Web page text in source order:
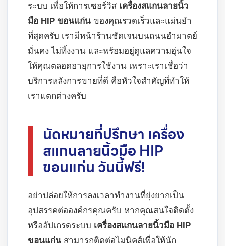
ระบบ เพื่อให้การเซอร์วิส เครื่องสแกนลายนิ้ว
มือ HIP ขอนแก่น ของคุณรวดเร็วและแม่นยำ
ที่สุดครับ เรามีหน้าร้านชัดเจนบนถนนอำมาตย์
มั่นคง ไม่ทิ้งงาน และพร้อมอยู่ดูแลความอุ่นใจ
ให้คุณตลอดอายุการใช้งาน เพราะเราเชื่อว่า
บริการหลังการขายที่ดี คือหัวใจสำคัญที่ทำให้
เราแตกต่างครับ
นัดหมายที่ปรึกษา เครื่อง
สแกนลายนิ้วมือ HIP
ขอนแก่น วันนี้ฟรี!
อย่าปล่อยให้การลงเวลาทำงานที่ยุ่งยากเป็น
อุปสรรคต่อองค์กรคุณครับ หากคุณสนใจติดตั้ง
หรืออัปเกรดระบบ เครื่องสแกนลายนิ้วมือ HIP
ขอนแก่น สามารถติดต่อไมนิคส์เพื่อให้นัก